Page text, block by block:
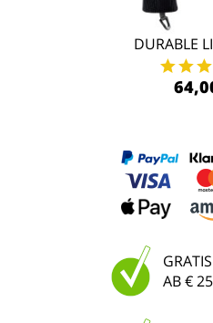
DURABLE
AB €